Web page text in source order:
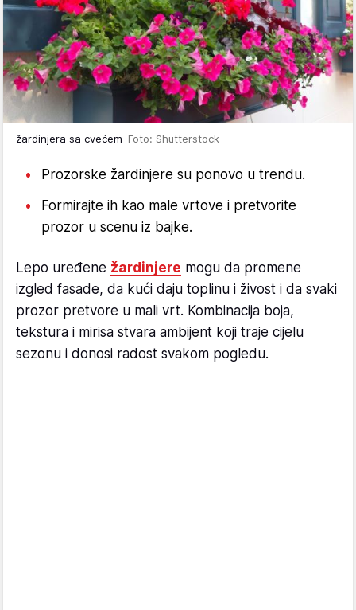
žardinjera sa cvećem Foto: Shutterstock
Prozorske žardinjere su ponovo u trendu.
Formirajte ih kao male vrtove i pretvorite
prozor u scenu iz bajke.
Lepo uređene žardinjere mogu da promene
izgled fasade, da kući daju toplinu i živost i da svaki
prozor pretvore u mali vrt. Kombinacija boja,
tekstura i mirisa stvara ambijent koji traje cijelu
sezonu i donosi radost svakom pogledu.